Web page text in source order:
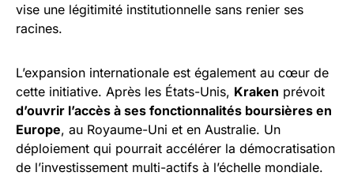
vise une légitimité institutionnelle sans renier ses
racines.
L’expansion internationale est également au cœur de
cette initiative. Après les États-Unis, Kraken prévoit
d’ouvrir l’accès à ses fonctionnalités boursières en
Europe, au Royaume-Uni et en Australie. Un
déploiement qui pourrait accélérer la démocratisation
de l’investissement multi-actifs à l’échelle mondiale.